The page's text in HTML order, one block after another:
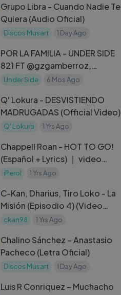
Grupo Libra - Cuando Nadie Te
Quiera (Audio Oficial)
Discos Musart 1 Day Ago
POR LA FAMILIA - UNDER SIDE
821 FT @gzgamberroz,
@bobibozman (HUMILDAD)
Under Side 6 Mos Ago
Q' Lokura - DESVISTIENDO
MADRUGADAS (Official Video)
Q' Lokura 1 Yrs Ago
Chappell Roan - HOT TO GO!
(Español + Lyrics) ｜ video
musical
iPerol 1 Yrs Ago
C-Kan, Dharius, Tiro Loko - La
Misión (Episodio 4) (Video
Oficial)
ckan98 1 Yrs Ago
Chalino Sánchez – Anastasio
Pacheco (Letra Oficial)
Discos Musart 1 Day Ago
Luis R Conriquez – Muchacho